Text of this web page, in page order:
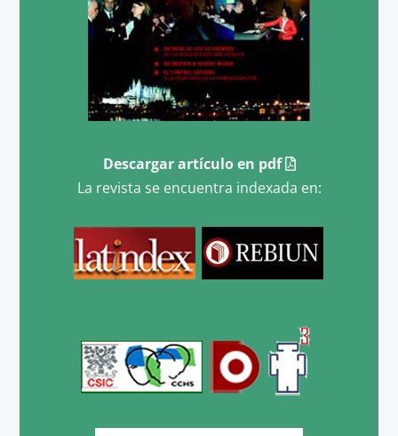
Descargar artículo en pdf
La revista se encuentra indexada en: